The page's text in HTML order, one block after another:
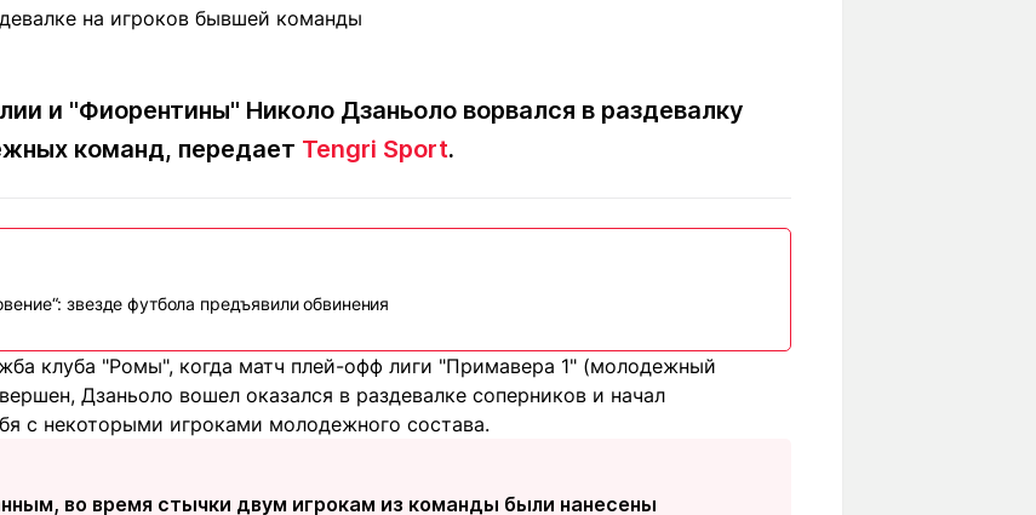
3 888 188
и "Фиорентины" Николо Дзаньоло ворвался в раздевалку
команд, передает Tengri Sport.
звезде футбола предъявили обвинения
клуба "Ромы", когда матч плей-офф лиги "Примавера 1" (молодежный
Дзаньоло вошел оказался в раздевалке соперников и начал
с некоторыми игроками молодежного состава.
во время стычки двум игрокам из команды были нанесены